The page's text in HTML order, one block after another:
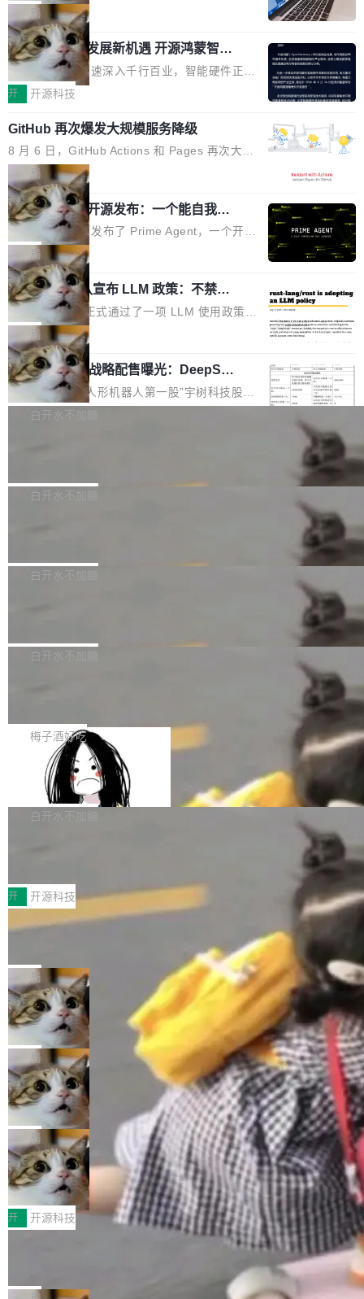
破的事实。 Jordan 随后补充了一句软化声明：
「我不认为这些会议上大部分论文都在过度宣传
或造假。问题是，作为读者，如果你筛选出那些
看起来最令人兴奋的论文，那它们大部分都是过
度宣传的。」 这才是真正的痛点。不是所有论文
都有问题，是最吸引眼球的那批论文最有问题。
他引用的帖子来自 Mathew Shen，一位 ICLR 2
026 的读者：「看了篇 ...
这句话不是来自某个技术博客，而是出自 Hieu
Pham 的一条推文。Hieu Pham 是谁？他是 xAI
的早期工程师之一，在 Grok 训练基础设施团队
工作过。近日他在 X 上发了一条帖子，列出了他
认为现代 AI 领域最重要的三个开源项目。 第一
个名字毫无悬念：Flash Attention 2。 Hieu 的
理由很具体。FA 系列不需要解释，但 FA2 是他
认为最重要的一个——复杂度恰到好处，刚好能
驱动你去学 CuTe，但还没被那些"邪恶的" Hopp
er++ 优化所淹没，足够容易修改和适配。 更关
键的是 FA2 的持久性...
局
共商智能硬件发展新机遇 开源鸿蒙智能
硬件开发者日杭州站即将举行
随着万物智联加速深入千行百业，智能硬件正从
单点设备迈向智能化、网联化、协同化发展。作
鸿蒙通过统一技术底座和分布式能力，为不同类
型智能设备的开发、连接与互联提供关键支撑，
也为产业链企业探索产品创新与商业增长打开新
的空间。 8月14日，开源鸿蒙智能硬件开发者日
（OHDD：OpenHarmony Hardware Develope
r Day）将在杭州启航。活动面向智能硬件产业
链企业和开发者，邀请行业专家与资深技术顾
问，围绕开源鸿蒙技术能力、设备适配、芯片适
配、功耗与稳定性调优、兼容性测评及统一互联
等内容展开系统讲解和实战交流，帮助企业进一
步了解开源鸿蒙在智能...
开 开源科技
GitHub 再次爆发大规模服务降级
8 月 6 日，GitHub Actions 和 Pages 再次大规
模服务降级，Actions 完全不可用超过 5 小时，
webhook 停发，连自托管 runner 也因调度层故
障无法工作。Pages、Copilot code review、C
opilot coding agent 全部受影响。从检测到完全
恢复，大约 12 小时。 这是 2026 年 8 月的第六
起事故，其中四起与 AI/Copilot 服务相关。 Git
Hub 员工 kdaigle 在 HN 讨论中贴出了一组数
据：2025 年全年 10 亿次 commit。现在，每周
2.75 亿次，全年预计 140 亿次。GitHub...
局
Prime Agent 开源发布：一个能自我改
进的编程 Agent，ARC-AGI 3 超越人类
专家基线
Prime Intellect 发布了 Prime Agent，一个开源
的编程 Agent Harness，核心设计围绕两个抽
象：Recursive Language Model（RLM）和 C
ontinual Harness。在 ARC-AGI 3 基准测试
上，Prime Agent + Opus 5 的组合达到了 95.
5% RHAE Best@1，超过了 ARC 报告的人类专
家基线 95.4%。 不是又一个 coding agent 包装
器 Prime Agent 的架构和市面上大多数 coding
agent 有本质区别。大多数 agent harness 的设
计是基于早期模型的能力—...
局
Rust 项目团队宣布 LLM 政策：不禁
止，但你要承认哪些代码不是你写的
Rust 语言项目正式通过了一项 LLM 使用政策，
覆盖 rust-lang/rust 单一仓库的代码贡献。这不
是项目级别的官方立场，目前由五个团队采纳，
但它可能是主流开源项目中关于 AI 辅助贡献最
细致的一份规则。 政策的核心只有一句话：LLM
可以用来分析、提炼、审阅、建议，但不能用来
不得生成涉及安全性的关键变更，除非作者本身
局
宇树科技 IPO 战略配售曝光：DeepSe
ek 获配 93.3 万股，锁定 36 个月
8月6日晚间，“人形机器人第一股”宇树科技股份
有限公司披露IPO发行价格及战略配售结果，杭
36个月。 公告显示，本次宇树科技战略配售对
员工参与设立的专项资产管理计划。其中，Dee
获配9...
白开水不加糖
Bug fixes and enhancements 修复多次传递同
一个回归问题，该问题导致拉取镜像时会拒绝包
题，该问题可能导致在旧版 Linux 内核...
白开水不加糖
e 孵化器项目管理委员会（IPMC）投票中获得
P）！这一里程碑不仅标志着 Fluss 迈入新的发
白开水不加糖
长期停止内容更新，未能实现其作为“AI版维基百
提交的编辑请求也长期处于待处理状态。 Groki
pedia 于去年底上线，定位为由人工智能生成内
容的百科平台，被马斯克视为传统众包百科网站
维基百科的替代方案。Lawfare 调查发现，无论
热门页面还是低关注度页面，均未出现近期更
白开水不加糖
是这样的：配 MessageSource 的 Bean、写 R
eloadableResourceBundleMessageSource、
声明 LocaleResolver、注册 LocaleChangeInt
erceptor…五六步之后才能看到第一行翻译文
本。 Solon 换了个方式。整个 i18n 模块围绕三
梅子酒好吃
Apache Doris 4.1 全面增强 Iceberg：
支持 UPDATE、MERGE INTO 与 Iceb
erg V3
Apache Doris 4.1 要补齐的，正是缺失的那一
半。在已有查询能力的基础上，Doris 进一步支
常维护操作，并完整支持 Iceberg V3 格式。
白开水不加糖
村国家自主创新示范区会议中心开幕。本届大会
由中关村智联软件服务业质量创新联盟主办，以
“智构可信·质创未来——AI原生时代的质量新范
式”为主题，直面AI从实验室走向规模化产业落地
的核心质量命题。会上，《2026智能研发生产力
工具选型手册》发布，Testin云测的Testin XAge
nt智能测试系统入选AI测试领域代表产品。对CI
O而言，这提示了一个转变：AI测试正在从效率
工具升级为企业的质量基础设施。 CIO面对的新
现实 过去两年，CIO们的焦虑清单上多了两项：
一是如何让大模型和智能体应用安全地从PoC走
向生产，二是如何让测试团队跟得上AI应用...
开 开源科技
让非法状态不可表示：一篇关于 ADT
有一种东西，一旦用过就回不去了。Alex Fedos
eev 管它叫"软件设计的基石"。 他说的东西不新
鲜——代数数据类型（ADT），尤其是和类型
（sum type）。但他说清楚了一件事：这不是类
型系统的学术体操，是日常编码的思维方式。 文
章从一个简单的例子切入。一个网站的深色主题
设置，如果用布尔值 + 可空字段来表示——bool
ean 表示是否可切换，nullable 的默认模式、浅
色方案、深色方案——会产生大量无意义的组
合。方案缺了、配置冲突了、全 null 了。要知道
哪些组合有效，作者说，你得靠"文档、校验、或
者部落知识"。 换个写法。Rust 的 enum，两个
变体：Switchable...
局
Cloudflare 开源内部企业 AI 平台 Clou
dflare OS
Cloudflare 发布了一个开源项目 Cloudflare O
S。如果你只看官方博客，你会觉得这是又一
个"AI 知识库 + 聊天机器人"——每个大厂都在
做，没什么新鲜的。 但 Kenton Varda 在 Twitte
r 上把事情说清楚了： 今天我们发布了 Cloudfla
re OS，一个带连接器的聊天机器人，跟其他所
有科技公司做的一样。只不过，实际上它不一
样。这是 Sandstorm.io 的重制版，我十年前的
那个创业公司。不同的是，这次它构建在 Cloudf
lare Workers 上——我花了九年时间搭建的平台
——并且深度集成了 AI。这基本上是我十年秘密
局
Deno 团队开源 Celld，可自托管的分
布式 Durable Objects
Ryan Dahl 领导的 Deno 团队推出了最新开源项
目 Celld，一个能在自己机器上运行 Cloudflare
Workers 和 Durable Objects 的守护进程。 设
计思路很直接：每个对象是一个独立的 SQLite
数据库，按名称寻址，复制到你自己的 S3 兼容
存储库里。节点之间只通过这个存储库协调——
没有控制平面，没有共识协议。每个对象自带一
个小型数据库，应用天然按分片构建，单个数据
库的竞争和爆炸半径问题在设计层面就被消除
了。 闲置的 cell 会休眠到几乎不占资源。当 cel
局
鲁大师7月新机性能/流畅/AI榜：vivo夺
性能、流畅双第一，三星Galaxy Z系列
新折叠缺席
2026年7月的手机市场，由于存储等硬件成本暴
增，手机厂商的日子也不好过啊，新机速度明显
放缓，因此硝烟味淡了许多。新机参数规格除开
Fold8 / Z Flip8）外，其余要么是中低端机器，
例如iQOO Z11i、REDMI Note 17、REDMI No
开 开源科技
Zed 编辑器团队发布了新项目——DeltaDB，一
个在 git commit 之间记录每一次编辑操作的版